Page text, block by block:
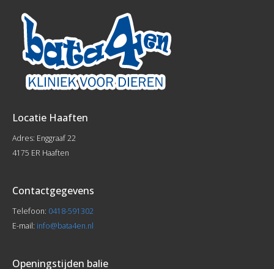
Locatie Haaften
Adres: Enggraaf 22
4175 ER Haaften
Contactgegevens
Telefoon: 0418-591302
E-mail: info@bata4en.nl
Openingstijden balie